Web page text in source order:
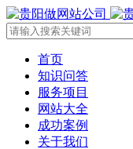
首页
知识问答
服务项目
网站大全
成功案例
关于我们